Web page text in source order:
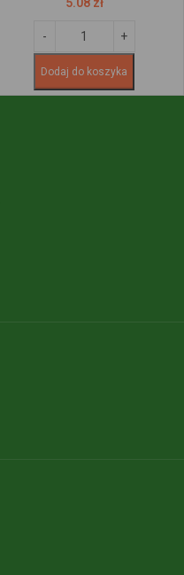
5.08 zł
Dodaj do koszyka